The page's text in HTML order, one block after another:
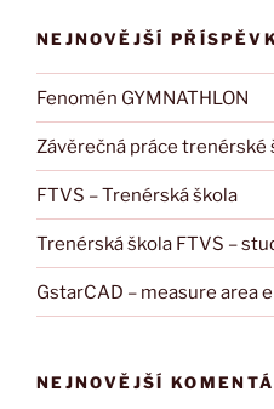
NEJNOVĚJŠÍ
Fenomén GYMNATHLON
Závěrečná práce trenérské
FTVS – Trenérská škola
Trenérská škola FTVS –
GstarCAD – measure area
NEJNOVĚJŠÍ